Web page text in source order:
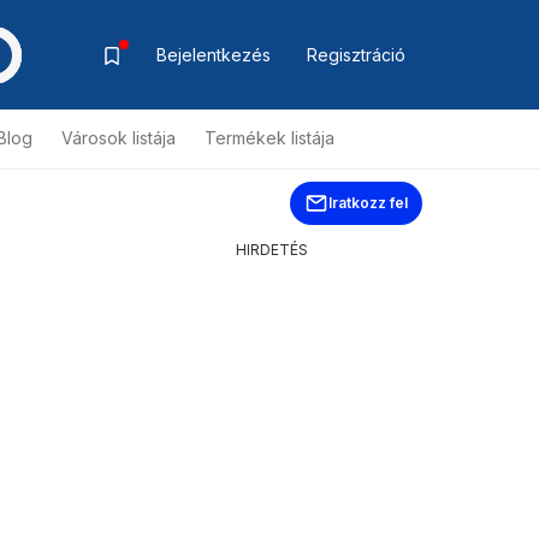
Bejelentkezés Regisztráció
Városok listája Termékek listája
Iratkozz fel
HIRDETÉS